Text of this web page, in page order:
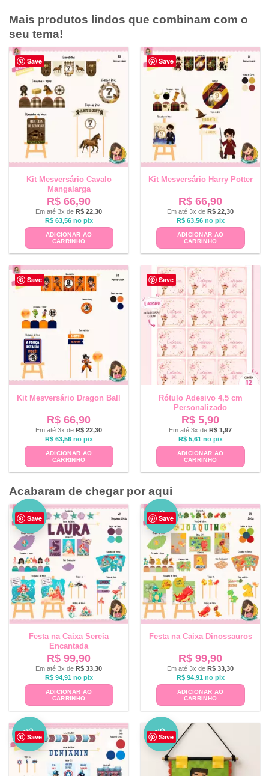
Mais produtos lindos que combinam com o
seu tema!
Save
Kit Mesversário Cavalo
Mangalarga
R$ 66,90
Em até 3x de R$ 22,30
R$63,56 no pix
ADICIONAR AO
CARRINHO
Save
Kit Mesversário Harry Potter
R$ 66,90
Em até 3x de R$ 22,30
R$63,56 no pix
ADICIONAR AO
CARRINHO
Save
Kit Mesversário Dragon Ball
R$ 66,90
Em até 3x de R$ 22,30
R$63,56 no pix
ADICIONAR AO
CARRINHO
Save
Rótulo Adesivo 4,5 cm
Personalizado
R$ 5,90
Em até 3x de R$ 1,97
R$5,61 no pix
ADICIONAR AO
CARRINHO
Acabaram de chegar por aqui
Save
NO
VO
Festa na Caixa Sereia
Encantada
R$ 99,90
Em até 3x de R$ 33,30
R$94,91 no pix
ADICIONAR AO
CARRINHO
Save
NO
VO
Festa na Caixa Dinossauros
R$ 99,90
Em até 3x de R$ 33,30
R$94,91 no pix
ADICIONAR AO
CARRINHO
Save
NO
VO Save
NO
VO